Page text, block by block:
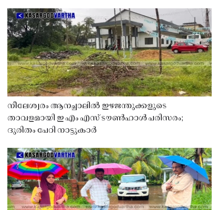
നീലേശ്വരം ആനച്ചാലിൽ ഇഴജന്തുക്കളുടെ
താവളമായി ഇ എം എസ് ടൗൺഹാൾ പരിസരം;
ദുരിതം പേറി നാട്ടുകാർ